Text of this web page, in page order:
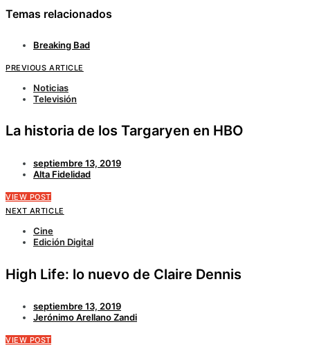
Temas relacionados
Breaking Bad
PREVIOUS ARTICLE
Noticias
Televisión
La historia de los Targaryen en HBO
septiembre 13, 2019
Alta Fidelidad
VIEW POST
NEXT ARTICLE
Cine
Edición Digital
High Life: lo nuevo de Claire Dennis
septiembre 13, 2019
Jerónimo Arellano Zandi
VIEW POST